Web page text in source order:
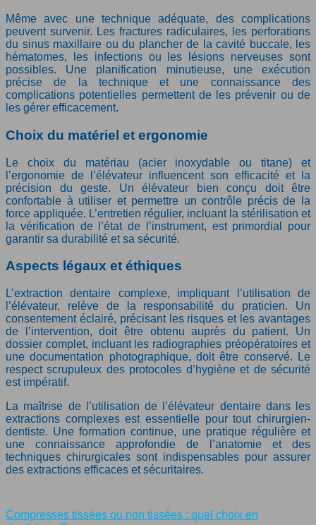
Même avec une technique adéquate, des complications
peuvent survenir. Les fractures radiculaires, les perforations
du sinus maxillaire ou du plancher de la cavité buccale, les
hématomes, les infections ou les lésions nerveuses sont
possibles. Une planification minutieuse, une exécution
précise de la technique et une connaissance des
complications potentielles permettent de les prévenir ou de
les gérer efficacement.
Choix du matériel et ergonomie
Le choix du matériau (acier inoxydable ou titane) et
l’ergonomie de l’élévateur influencent son efficacité et la
précision du geste. Un élévateur bien conçu doit être
confortable à utiliser et permettre un contrôle précis de la
force appliquée. L’entretien régulier, incluant la stérilisation et
la vérification de l’état de l’instrument, est primordial pour
garantir sa durabilité et sa sécurité.
Aspects légaux et éthiques
L’extraction dentaire complexe, impliquant l’utilisation de
l’élévateur, relève de la responsabilité du praticien. Un
consentement éclairé, précisant les risques et les avantages
de l’intervention, doit être obtenu auprès du patient. Un
dossier complet, incluant les radiographies préopératoires et
une documentation photographique, doit être conservé. Le
respect scrupuleux des protocoles d’hygiène et de sécurité
est impératif.
La maîtrise de l’utilisation de l’élévateur dentaire dans les
extractions complexes est essentielle pour tout chirurgien-
dentiste. Une formation continue, une pratique régulière et
une connaissance approfondie de l’anatomie et des
techniques chirurgicales sont indispensables pour assurer
des extractions efficaces et sécuritaires.
Compresses tissées ou non tissées : quel choix en